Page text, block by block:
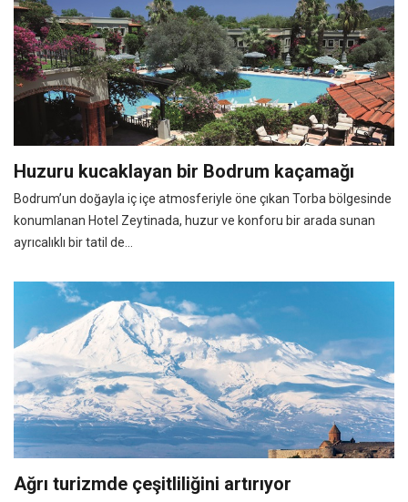
Huzuru kucaklayan bir Bodrum kaçamağı
Bodrum’un doğayla iç içe atmosferiyle öne çıkan Torba bölgesinde
konumlanan Hotel Zeytinada, huzur ve konforu bir arada sunan
ayrıcalıklı bir tatil de...
Ağrı turizmde çeşitliliğini artırıyor